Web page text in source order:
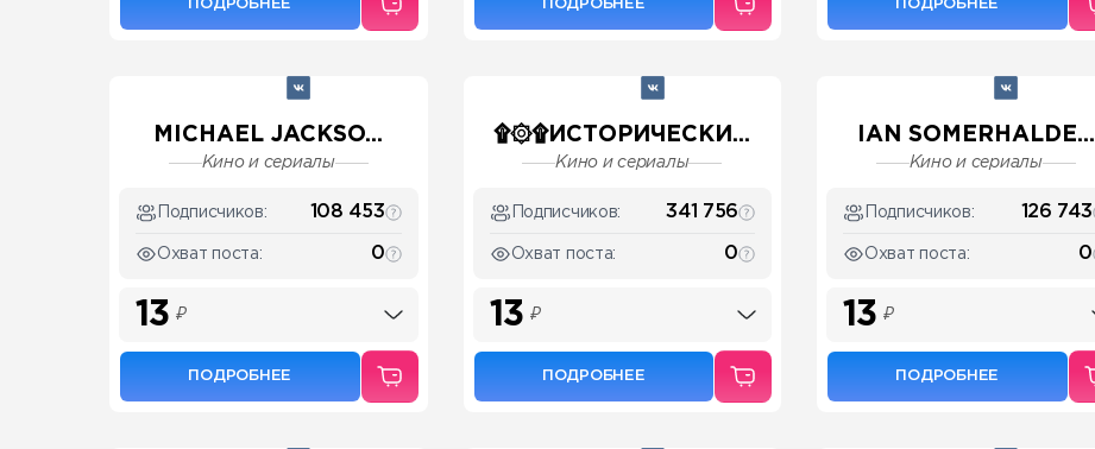
ПОДРОБНЕЕ ПОДРОБНЕЕ ПОДРОБНЕЕ
MICHAEL JACKSO...
Кино и сериалы
Подписчиков: 108 453
Охват поста: 0
13 ₽
ПОДРОБНЕЕ
۩۞۩ИСТОРИЧЕСКИ...
Кино и сериалы
Подписчиков: 341 756
Охват поста: 0
13 ₽
ПОДРОБНЕЕ
IAN SOMERHALDE...
Кино и сериалы
Подписчиков: 126 743
Охват поста: 0
13 ₽
ПОДРОБНЕЕ